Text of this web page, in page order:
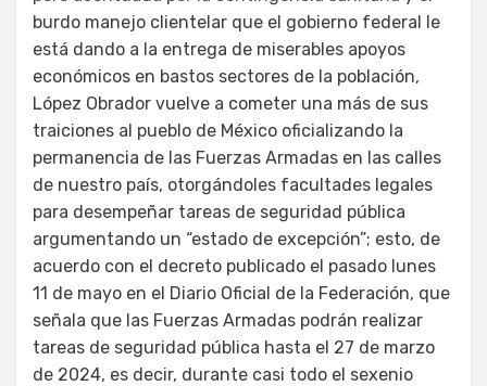
burdo manejo clientelar que el gobierno federal le
está dando a la entrega de miserables apoyos
económicos en bastos sectores de la población,
López Obrador vuelve a cometer una más de sus
traiciones al pueblo de México oficializando la
permanencia de las Fuerzas Armadas en las calles
de nuestro país, otorgándoles facultades legales
para desempeñar tareas de seguridad pública
argumentando un “estado de excepción”; esto, de
acuerdo con el decreto publicado el pasado lunes
11 de mayo en el Diario Oficial de la Federación, que
señala que las Fuerzas Armadas podrán realizar
tareas de seguridad pública hasta el 27 de marzo
de 2024, es decir, durante casi todo el sexenio